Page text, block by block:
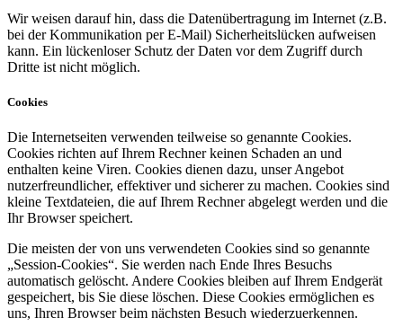
Wir weisen darauf hin, dass die Datenübertragung im Internet (z.B.
bei der Kommunikation per E-Mail) Sicherheitslücken aufweisen
kann. Ein lückenloser Schutz der Daten vor dem Zugriff durch
Dritte ist nicht möglich.
Cookies
Die Internetseiten verwenden teilweise so genannte Cookies.
Cookies richten auf Ihrem Rechner keinen Schaden an und
enthalten keine Viren. Cookies dienen dazu, unser Angebot
nutzerfreundlicher, effektiver und sicherer zu machen. Cookies sind
kleine Textdateien, die auf Ihrem Rechner abgelegt werden und die
Ihr Browser speichert.
Die meisten der von uns verwendeten Cookies sind so genannte
„Session-Cookies“. Sie werden nach Ende Ihres Besuchs
automatisch gelöscht. Andere Cookies bleiben auf Ihrem Endgerät
gespeichert, bis Sie diese löschen. Diese Cookies ermöglichen es
uns, Ihren Browser beim nächsten Besuch wiederzuerkennen.